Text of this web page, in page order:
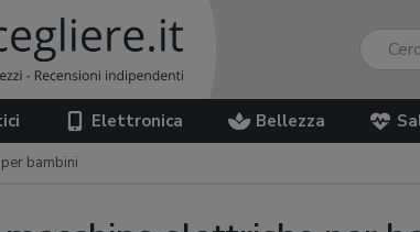
Elettronica Bellezza
bambini